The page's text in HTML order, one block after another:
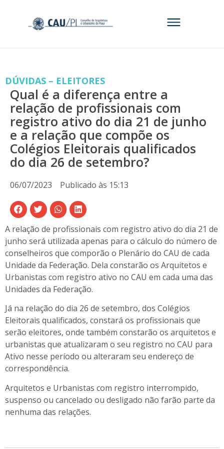
DÚVIDAS – ELEITORES
Qual é a diferença entre a
relação de profissionais com
registro ativo do dia 21 de junho
e a relação que compõe os
Colégios Eleitorais qualificados
do dia 26 de setembro?
06/07/2023 Publicado às 15:13
A relação de profissionais com registro ativo do dia 21 de
junho será utilizada apenas para o cálculo do número de
conselheiros que comporão o Plenário do CAU de cada
Unidade da Federação. Dela constarão os Arquitetos e
Urbanistas com registro ativo no CAU em cada uma das
Unidades da Federação.
Já na relação do dia 26 de setembro, dos Colégios
Eleitorais qualificados, constará os profissionais que
serão eleitores, onde também constarão os arquitetos e
urbanistas que atualizaram o seu registro no CAU para
Ativo nesse período ou alteraram seu endereço de
correspondência.
Arquitetos e Urbanistas com registro interrompido,
suspenso ou cancelado ou desligado não farão parte da
nenhuma das relações.